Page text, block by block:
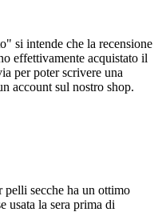
si intende che la recensione
effettivamente acquistato il
per poter scrivere una
account sul nostro shop.
pelli secche ha un ottimo
usata la sera prima di